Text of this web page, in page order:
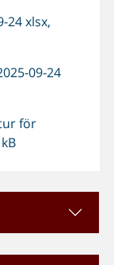
24 xlsx,
09-24
för